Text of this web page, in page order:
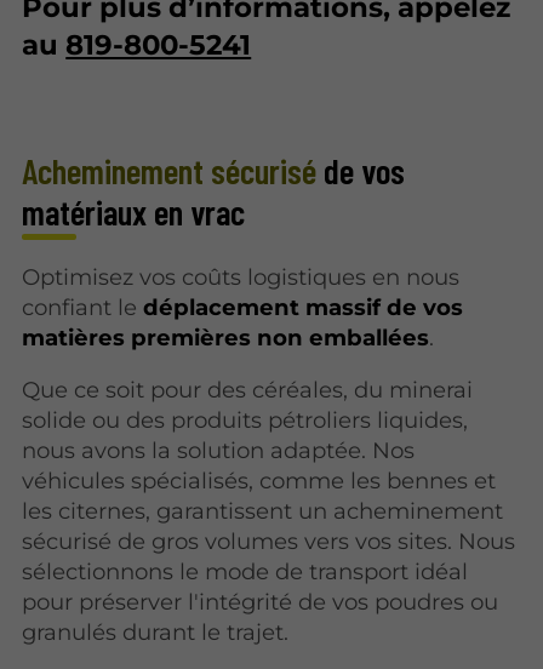
Pour plus d’informations, appelez
au 819-800-5241
Acheminement sécurisé de vos
matériaux en vrac
Optimisez vos coûts logistiques en nous
confiant ledéplacement massif de vos
matières premières non emballées.
Que ce soit pour des céréales, du minerai
solide ou des produits pétroliers liquides,
nous avons la solution adaptée. Nos
véhicules spécialisés, comme les bennes et
les citernes, garantissent un acheminement
sécurisé de gros volumes vers vos sites. Nous
sélectionnons le mode de transport idéal
pour préserver l'intégrité de vos poudres ou
granulés durant le trajet.